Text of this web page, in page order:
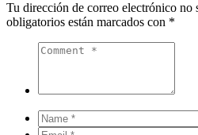
Tu dirección de correo electrónico no
obligatorios están marcados con *